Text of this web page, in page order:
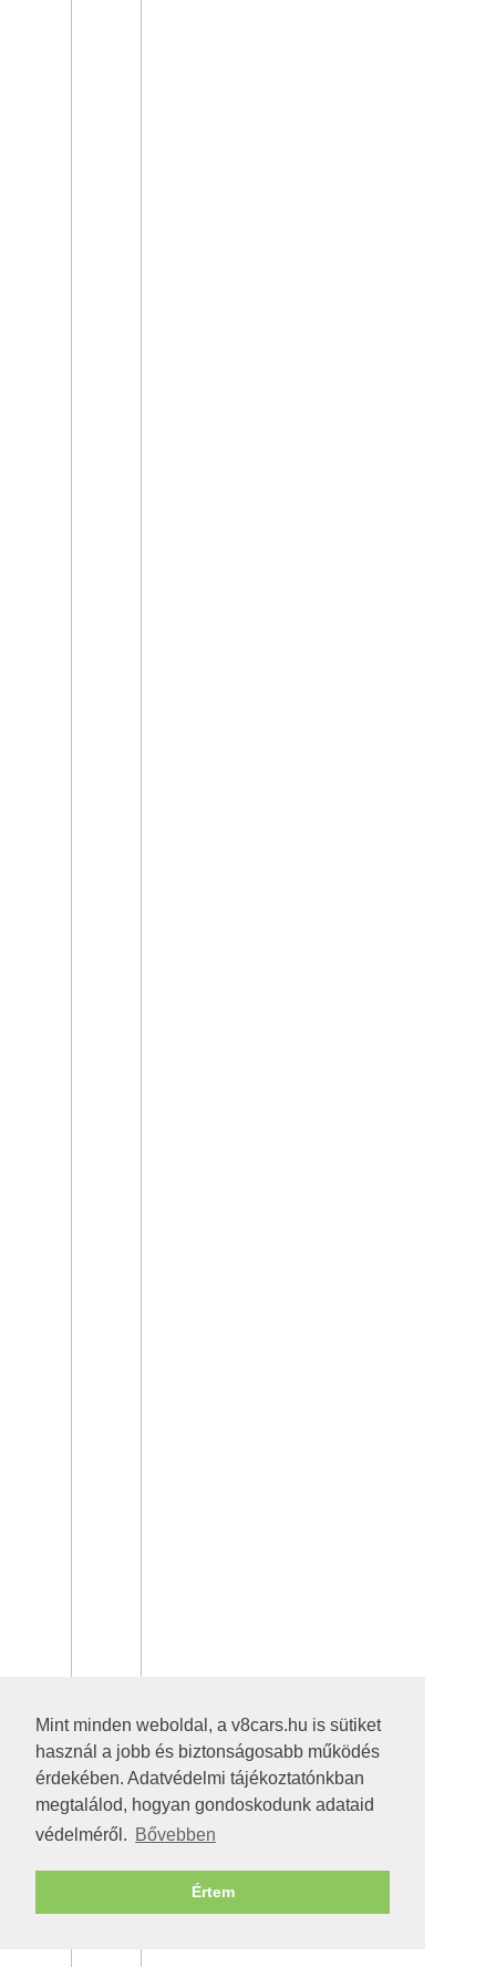
Mint minden weboldal, a v8cars.hu is sütiket
használ a jobb és biztonságosabb működés
érdekében. Adatvédelmi tájékoztatónkban
megtalálod, hogyan gondoskodunk adataid
védelméről. Bővebben
Értem